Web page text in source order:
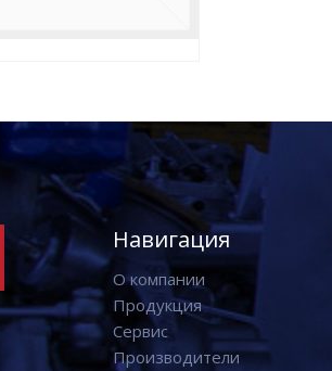
Навигация
О компании
Продукция
Сервис
Производители